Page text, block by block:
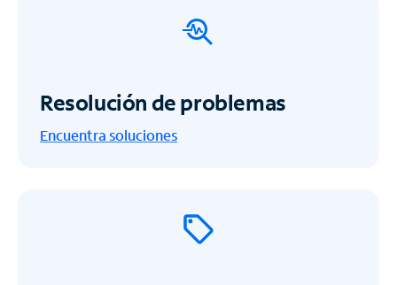
Resolución de problemas
Encuentra soluciones